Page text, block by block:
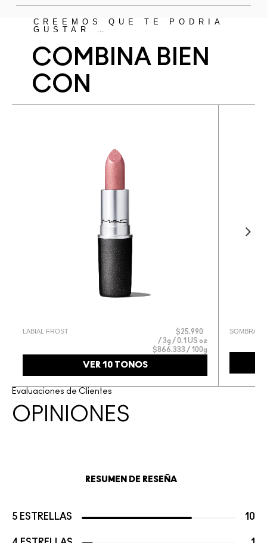
CREEMOS QUE TE PODRÍA
GUSTAR …
COMBINA BIEN
CON
LABIAL FROST
$25.990
3g / 0.1 US oz
$866.333 / 100g
VER 10 TONOS
SOMBRA
Evaluaciones de Clientes
OPINIONES
RESUMEN DE RESEÑA
5 ESTRELLAS 10